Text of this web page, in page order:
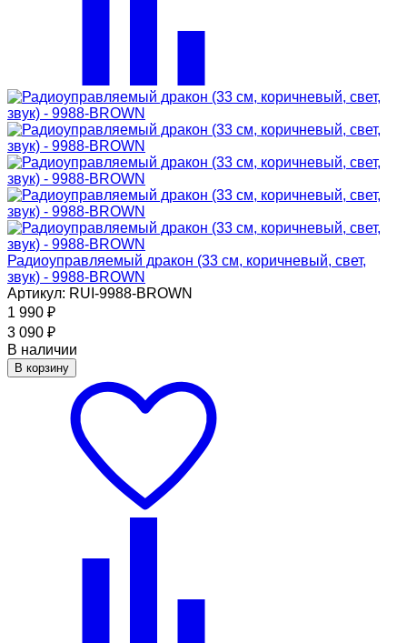
Радиоуправляемый дракон (33 см, коричневый, свет,
звук) - 9988-BROWN
Артикул: RUI-9988-BROWN
1 990 ₽
3 090 ₽
В наличии
В корзину